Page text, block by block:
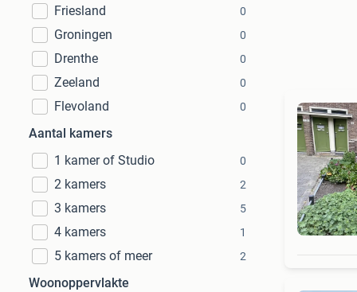
Friesland 0
Groningen 0
Drenthe 0
Zeeland 0
Flevoland 0
Aantal kamers
1 kamer of Studio
0
2 kamers 2
3 kamers 5
4 kamers 1
5 kamers of meer 2
Woonoppervlakte